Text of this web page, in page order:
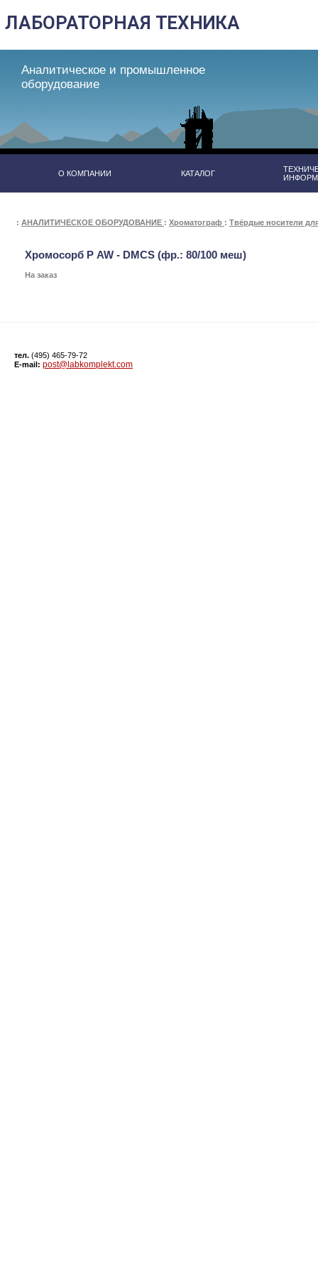
Аналитическое и промышленное
оборудование
О КОМПАНИИ КАТАЛОГ
: АНАЛИТИЧЕСКОЕ ОБОРУДОВАНИЕ : Хроматограф : Твёрдые носители
Хромосорб Р AW - DMCS (фр.: 80/100 меш)
На заказ
тел. (495) 465-79-72
E-mail: post@labkomplekt.com